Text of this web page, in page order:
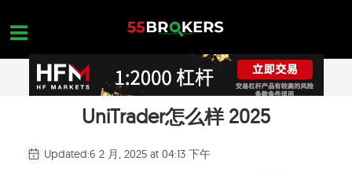
content
UniTrader怎么样 2025
Updated:6 2 月, 2025 at 04:13 下午